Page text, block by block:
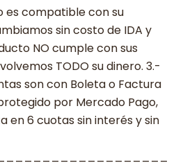
es compatible con su
sin costo de IDA y
NO cumple con sus
TODO su dinero. 3.-
son con Boleta o Factura
por Mercado Pago,
en 6 cuotas sin interés y sin